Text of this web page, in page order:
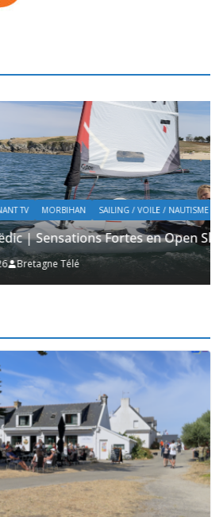
SAILING / VOILE / NAUTISME
Fortes en Open Skiff
Télé